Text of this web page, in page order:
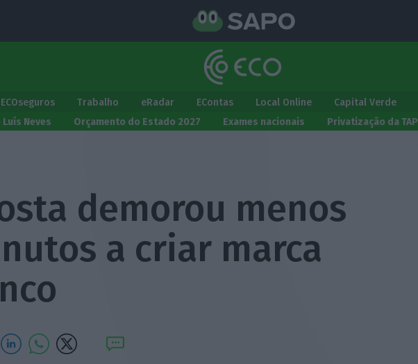
ECOseguros Trabalho eRadar EContas Local Online Capital Verde
Luís Neves
Orçamento do Estado 2027 Exames nacionais Privatização da TAP
demorou menos
a criar marca